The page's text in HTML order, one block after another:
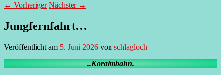
← Vorheriger Nächster →
Jungfernfahrt…
Veröffentlicht am 5. Juni 2026 von schlagloch
..Koralmbahn.